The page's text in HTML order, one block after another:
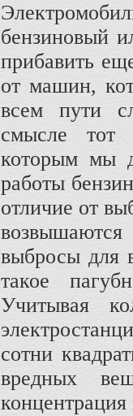
бензиновый
прибавить
от машин,
всем пути
смысле тот
которым мы
работы
отличие от
выбросы для
такое
Учитывая
сотни
вредных